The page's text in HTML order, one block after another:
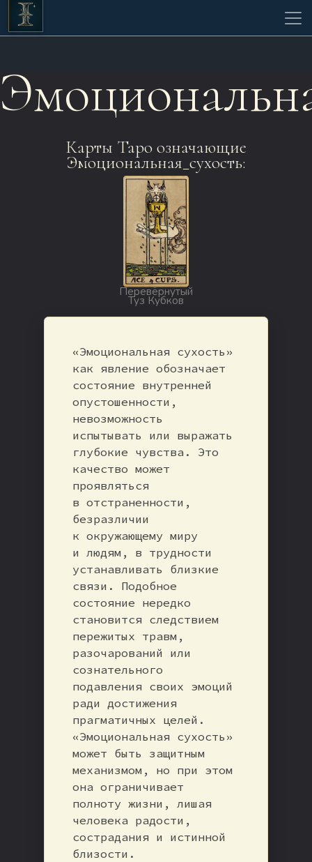
Карты Таро означающие
Эмоциональная_сухость:
Перевёрнутый
Туз Кубков
«Эмоциональная сухость»
как явление обозначает
состояние внутренней
опустошенности,
невозможность
испытывать или выражать
глубокие чувства. Это
качество может
проявляться
в отстраненности,
безразличии
к окружающему миру
и людям, в трудности
устанавливать близкие
связи. Подобное
состояние нередко
становится следствием
пережитых травм,
разочарований или
сознательного
подавления своих эмоций
ради достижения
прагматичных целей.
«Эмоциональная сухость»
может быть защитным
механизмом, но при этом
она ограничивает
полноту жизни, лишая
человека радости,
сострадания и истинной
близости.